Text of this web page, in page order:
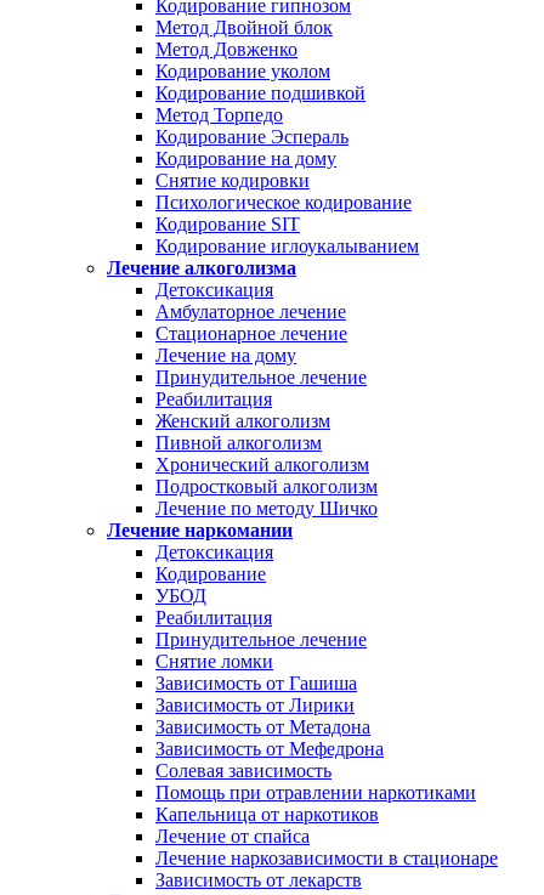
Кодирование гипнозом
Метод Двойной блок
Метод Довженко
Кодирование уколом
Кодирование подшивкой
Метод Торпедо
Кодирование Эспераль
Кодирование на дому
Снятие кодировки
Психологическое кодирование
Кодирование SIT
Кодирование иглоукалыванием
Лечение алкоголизма
Детоксикация
Амбулаторное лечение
Стационарное лечение
Лечение на дому
Принудительное лечение
Реабилитация
Женский алкоголизм
Пивной алкоголизм
Хронический алкоголизм
Подростковый алкоголизм
Лечение по методу Шичко
Лечение наркомании
Детоксикация
Кодирование
УБОД
Реабилитация
Принудительное лечение
Снятие ломки
Зависимость от Гашиша
Зависимость от Лирики
Зависимость от Метадона
Зависимость от Мефедрона
Солевая зависимость
Помощь при отравлении наркотиками
Капельница от наркотиков
Лечение от спайса
Лечение наркозависимости в стационаре
Зависимость от лекарств